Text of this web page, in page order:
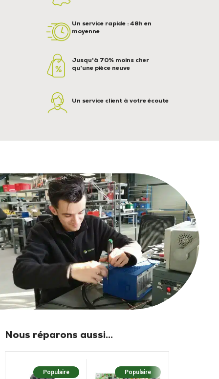
Un service rapide : 48h en
moyenne
Jusqu'à 70% moins cher
qu'une pièce neuve
Un service client à votre écoute
Nous réparons aussi...
Populaire Populaire